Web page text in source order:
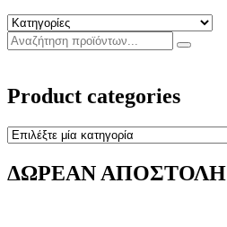
Product categories
ΔΩΡΕΑΝ ΑΠΟΣΤΟΛΗ